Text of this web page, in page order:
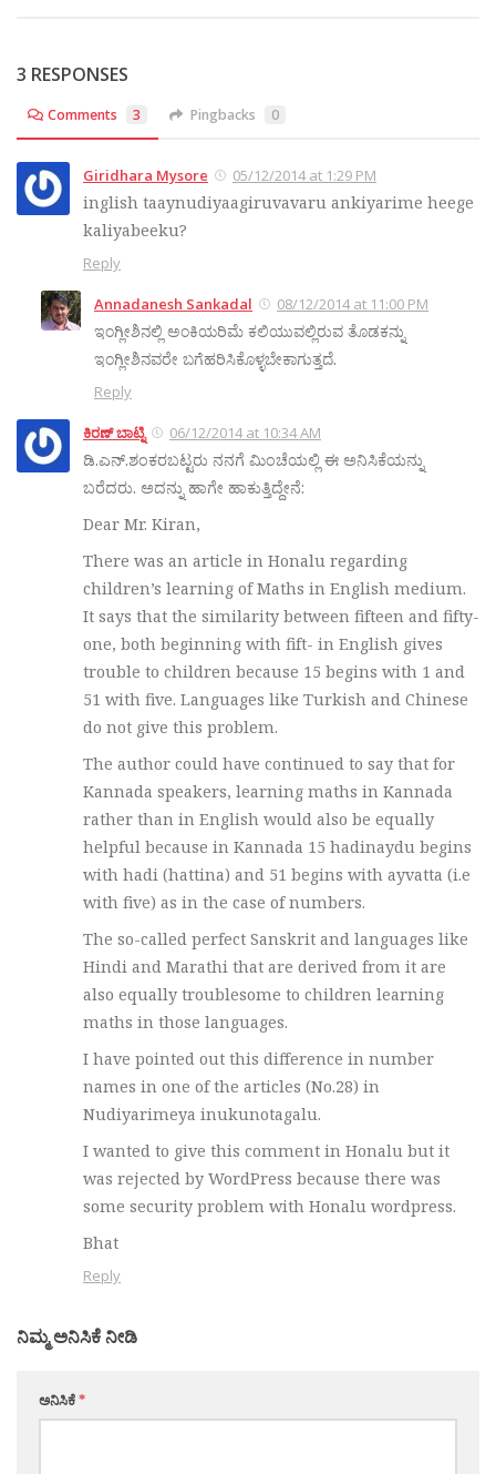
3 RESPONSES
Comments 3 Pingbacks 0
Giridhara Mysore 05/12/2014 at 1:29 PM
inglish taaynudiyaagiruvavaru ankiyarime heege
kaliyabeeku?
Reply
Annadanesh Sankadal 08/12/2014 at 11:00 PM
ಇಂಗ್ಲೀಶಿನಲ್ಲಿ ಅಂಕಿಯರಿಮೆ ಕಲಿಯುವಲ್ಲಿರುವ ತೊಡಕನ್ನು
ಇಂಗ್ಲೀಶಿನವರೇ ಬಗೆಹರಿಸಿಕೊಳ್ಳಬೇಕಾಗುತ್ತದೆ.
Reply
ಕಿರಣ್ ಬಾಟ್ನಿ 06/12/2014 at 10:34 AM
ಡಿ.ಎನ್.ಶಂಕರಬಟ್ಟರು ನನಗೆ ಮಿಂಚೆಯಲ್ಲಿ ಈ ಅನಿಸಿಕೆಯನ್ನು
ಬರೆದರು. ಅದನ್ನು ಹಾಗೇ ಹಾಕುತ್ತಿದ್ದೇನೆ:
Dear Mr. Kiran,
There was an article in Honalu regarding
children’s learning of Maths in English medium.
It says that the similarity between fifteen and fifty-
one, both beginning with fift- in English gives
trouble to children because 15 begins with 1 and
51 with five. Languages like Turkish and Chinese
do not give this problem.
The author could have continued to say that for
Kannada speakers, learning maths in Kannada
rather than in English would also be equally
helpful because in Kannada 15 hadinaydu begins
with hadi (hattina) and 51 begins with ayvatta (i.e
with five) as in the case of numbers.
The so-called perfect Sanskrit and languages like
Hindi and Marathi that are derived from it are
also equally troublesome to children learning
maths in those languages.
I have pointed out this difference in number
names in one of the articles (No.28) in
Nudiyarimeya inukunotagalu.
I wanted to give this comment in Honalu but it
was rejected by WordPress because there was
some security problem with Honalu wordpress.
Bhat
Reply
ನಿಮ್ಮ ಅನಿಸಿಕೆ ನೀಡಿ
ಅನಿಸಿಕೆ*